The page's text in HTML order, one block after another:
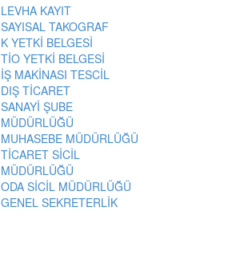
LEVHA KAYIT
SAYISAL TAKOGRAF
K YETKİ BELGESİ
TİO YETKİ BELGESİ
İŞ MAKİNASI TESCİL
DIŞ TİCARET
SANAYİ ŞUBE
MÜDÜRLÜĞÜ
MUHASEBE MÜDÜRLÜĞÜ
TİCARET SİCİL
MÜDÜRLÜĞÜ
ODA SİCİL MÜDÜRLÜĞÜ
GENEL SEKRETERLİK